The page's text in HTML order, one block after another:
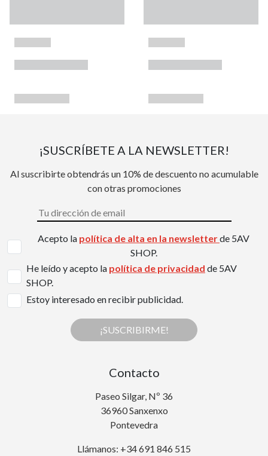
¡SUSCRÍBETE A LA NEWSLETTER!
Al suscribirte obtendrás un 10% de descuento no acumulable
con otras promociones
Acepto la política de alta en la newsletterde 5AV
SHOP.
He leído y acepto la política de privacidad de 5AV
SHOP.
Estoy interesado en recibir publicidad.
¡SUSCRIBIRME!
Contacto
Paseo Silgar, Nº 36
36960 Sanxenxo
Pontevedra
Llámanos: +34 691 846 515